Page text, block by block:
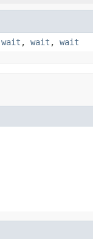
wait , wait , wait